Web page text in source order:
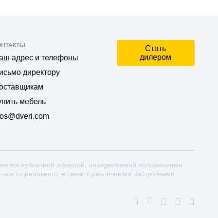
адрес и телефоны
директору
мебель
Стать
дилером
публичной офертой, определяемой положениями
от реального, в связи с различными настройками